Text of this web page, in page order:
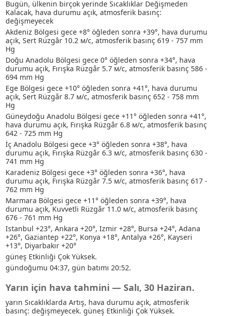
Bugün, ülkenin birçok yerinde Sıcaklıklar Değişmeden
Kalacak, hava durumu açık, atmosferik basınç:
değişmeyecek
Akdeniz Bölgesi gece +8° öğleden sonra +39°, hava durumu
açık, Sert Rüzgâr 10.2 м/с, atmosferik basınç 619 - 757 mm
Hg
Doğu Anadolu Bölgesi gece 0° öğleden sonra +34°, hava
durumu açık, Fırışka Rüzgâr 5.7 м/с, atmosferik basınç 586 -
694 mm Hg
Ege Bölgesi gece +10° öğleden sonra +41°, hava durumu
açık, Sert Rüzgâr 8.7 м/с, atmosferik basınç 652 - 758 mm
Hg
Güneydoğu Anadolu Bölgesi gece +11° öğleden sonra +41°,
hava durumu açık, Fırışka Rüzgâr 6.8 м/с, atmosferik basınç
642 - 725 mm Hg
İç Anadolu Bölgesi gece +3° öğleden sonra +38°, hava
durumu açık, Fırışka Rüzgâr 6.3 м/с, atmosferik basınç 630 -
741 mm Hg
Karadeniz Bölgesi gece +3° öğleden sonra +36°, hava
durumu açık, Fırışka Rüzgâr 7.5 м/с, atmosferik basınç 617 -
762 mm Hg
Marmara Bölgesi gece +11° öğleden sonra +39°, hava
durumu açık, Kuvvetli Rüzgâr 11.0 м/с, atmosferik basınç
676 - 761 mm Hg
Istanbul +23°, Ankara +20°, Izmir +28°, Bursa +24°, Adana
+26°, Gaziantep +22°, Konya +18°, Antalya +26°, Kayseri
+13°, Diyarbakır +20°
güneş Etkinliği Çok Yüksek.
gündoğumu 04:37, gün batımı 20:52.
Yarın için hava tahmini — Salı, 30 Haziran.
yarın Sıcaklıklarda Artış, hava durumu açık, atmosferik
basınç: değişmeyecek. güneş Etkinliği Çok Yüksek.